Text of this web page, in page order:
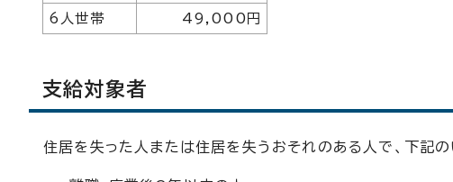
6人世帯 49,000円
支給対象者
住居を失った人または住居を失うおそれのある人で、下記